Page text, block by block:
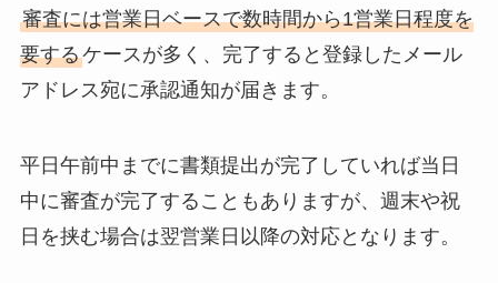
審査には営業日ベースで数時間から1営業日程度を
要するケースが多く、完了すると登録したメール
アドレス宛に承認通知が届きます。
平日午前中までに書類提出が完了していれば当日
中に審査が完了することもありますが、週末や祝
日を挟む場合は翌営業日以降の対応となります。